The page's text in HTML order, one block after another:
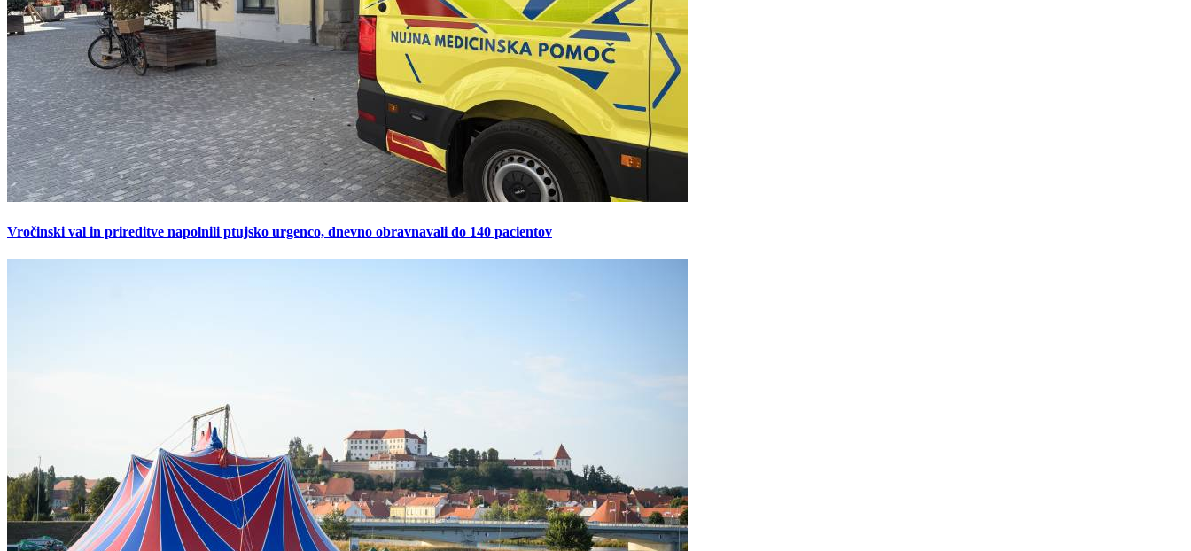
Vročinski val in prireditve napolnili ptujsko urgenco, dnevno obravnavali do 140 pacientov